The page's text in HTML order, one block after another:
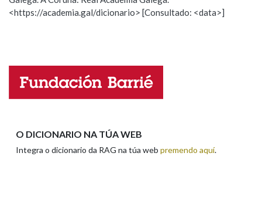
OUTRAS OPCIÓNS DE BUSCA
Pertence a
LIMPAR
Propoño mellorar a definición
Nome
<https://academia.gal/dicionario> [Consultado: <data>]
O DICIONARIO NA TÚA WEB
Integra o dicionario da RAG na túa web premendo aquí.